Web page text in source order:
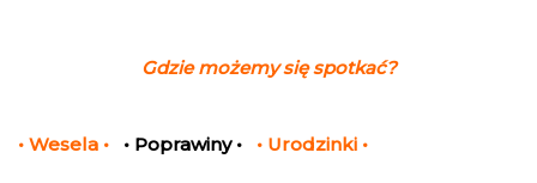
Gdzie możemy się spotkać?
• Wesela • • Poprawiny • • Urodzinki •